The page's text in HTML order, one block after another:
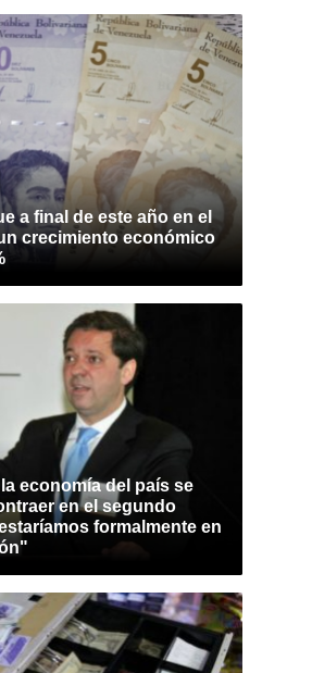
a final de este año en el
crecimiento económico
economía del país se
en el segundo
formalmente en